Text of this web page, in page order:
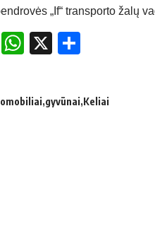
„If“ transporto žalų
Messenger
WhatsApp
X
gyvūnai Keliai